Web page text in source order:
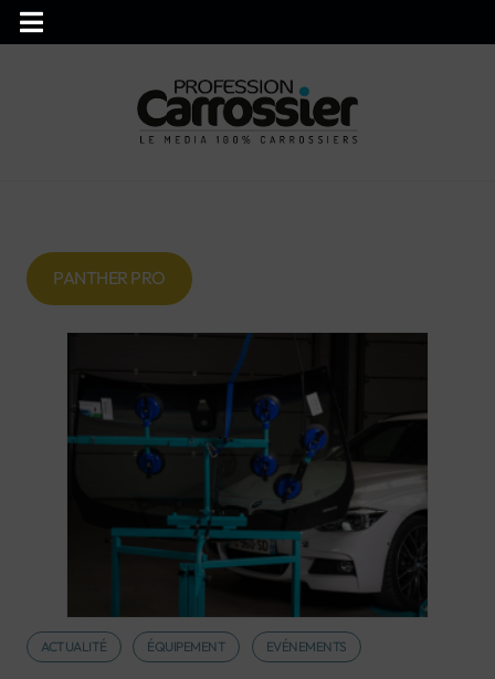
PANTHER PRO
ACTUALITÉ ÉQUIPEMENT EVÉNEMENTS